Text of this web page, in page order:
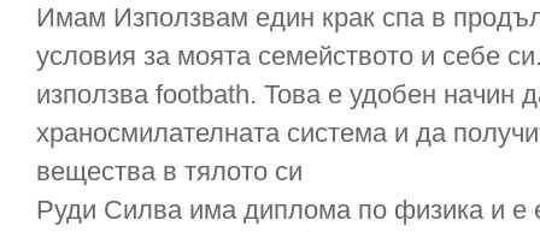
Имам Използвам един крак спа в
условия за моята семейството и себе
използва footbath. Това е удобен начин
храносмилателната система и да
вещества в тялото си
Руди Силва има диплома по физика и е